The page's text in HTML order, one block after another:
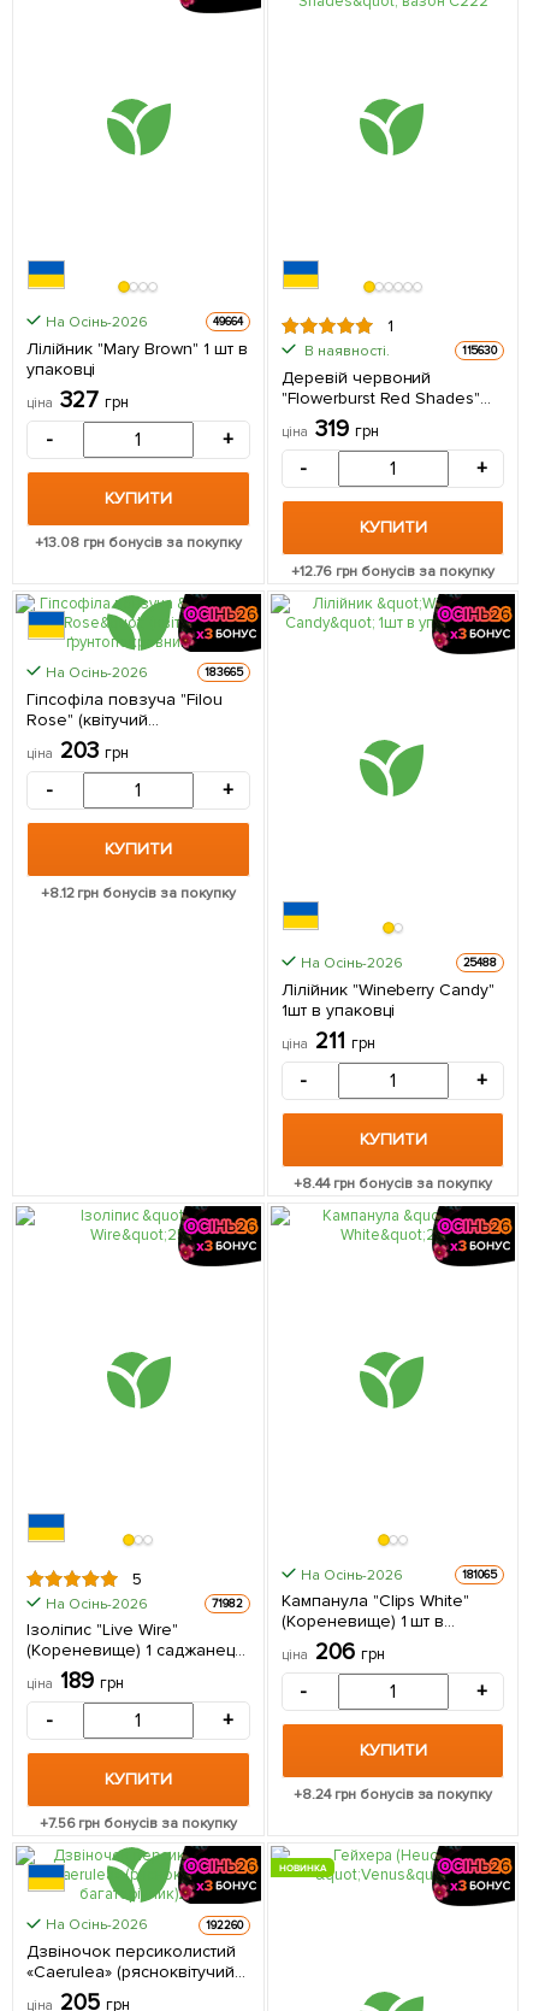
На Осінь-2026 49664
Лілійник "Mary Brown" 1 шт в
упаковці
ціна 327 грн
- +
КУПИТИ
+13.08грн бонусів за покупку
1
В наявності. 115630
Деревій червоний
"Flowerburst Red Shades"
вазон С2 1 саджанець в
упаковці
ціна 319 грн
- +
КУПИТИ
+12.76 грн бонусів за покупку
На Осінь-2026 183665
Гіпсофіла повзуча "Filou
Rose" (квітучий
ґрунтопокровник)
(Кореневище) 1 саджанець
ціна 203 грн
- +
КУПИТИ
+8.12грн бонусів за покупку
На Осінь-2026 25488
Лілійник "Wineberry Candy"
1шт в упаковці
ціна 211 грн
- +
КУПИТИ
+8.44грн бонусів за покупку
5
На Осінь-2026 71982
Ізоліпис "Live Wire"
(Кореневище) 1 саджанець
в упаковці
ціна 189 грн
- +
КУПИТИ
+7.56грн бонусів за покупку
На Осінь-2026 181065
Кампанула "Clips White"
(Кореневище) 1 шт в
упаковці
ціна 206 грн
- +
КУПИТИ
+8.24грн бонусів за покупку
На Осінь-2026 192260
Дзвіночок персиколистий
«Caerulea» (рясноквітучий
багаторічник)
ціна 205 грн
НОВИНКА